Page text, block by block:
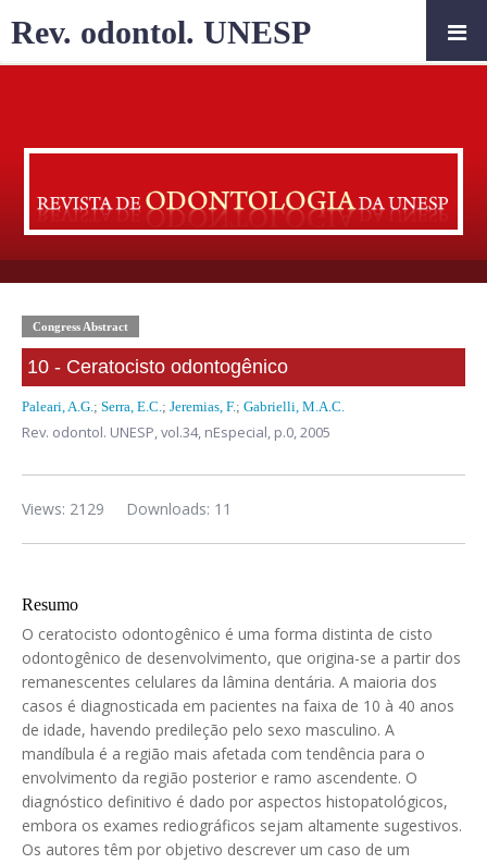
Congress Abstract
10 - Ceratocisto odontogênico
Paleari, A.G.; Serra, E.C.; Jeremias, F.; Gabrielli, M.A.C.
Rev. odontol. UNESP,vol.34, nEspecial, p.0, 2005
Downloads: 11
Views: 2129
Resumo
O ceratocisto odontogênico é uma forma distinta de cisto
odontogênico de desenvolvimento, que origina-se a partir dos
remanescentes celulares da lâmina dentária. A maioria dos
casos é diagnosticada em pacientes na faixa de 10 à 40 anos
de idade, havendo predileção pelo sexo masculino. A
mandíbula é a região mais afetada com tendência para o
envolvimento da região posterior e ramo ascendente. O
diagnóstico definitivo é dado por aspectos histopatológicos,
embora os exames rediográficos sejam altamente sugestivos.
Os autores têm por objetivo descrever um caso de um
Rev. odontol. UNESP